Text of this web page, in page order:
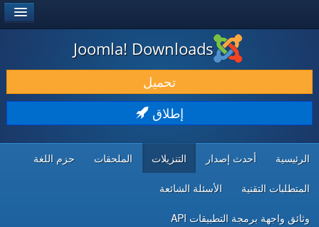
حمل & ومدد
اكتشف & تعلم
Joomla! Downloads
تحميل
إطلاق
الرئيسية أحدث إصدار التنزيلات الملحقات حزم اللغة
المتطلبات التقنية الأسئلة الشائعة
وثائق واجهة برمجة التطبيقات API